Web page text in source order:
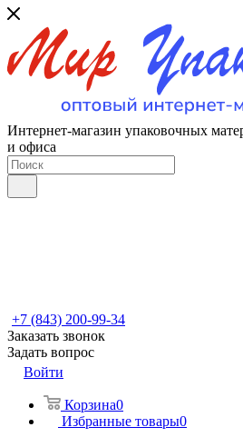
Интернет-магазин упаковочных
и офиса
+7 (843) 200-99-34
Заказать звонок
Задать вопрос
Войти
Корзина0
Избранные товары0